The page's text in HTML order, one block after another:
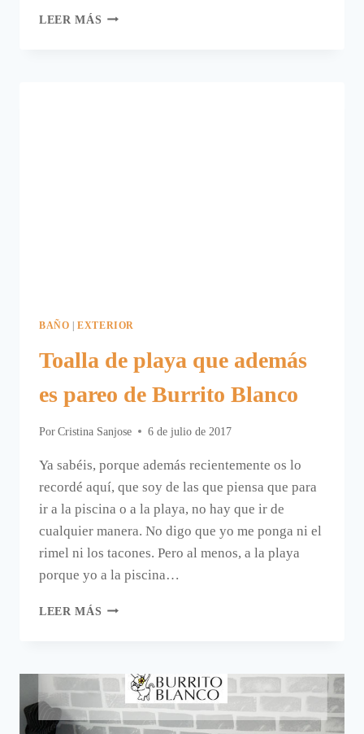
LEER MÁS MIS
BAÑO |EXTERIOR
Toalla de playa que además
es pareo de Burrito Blanco
Por Cristina Sanjose 6 de julio de 2017
Ya sabéis, porque además recientemente os lo
recordé aquí, que soy de las que piensa que para
ir a la piscina o a la playa, no hay que ir de
cualquier manera. No digo que yo me ponga ni el
rimel ni los tacones. Pero al menos, a la playa
porque yo a la piscina…
LEER MÁS TOALLA
ADEMÁS
ES
PAREO
DE